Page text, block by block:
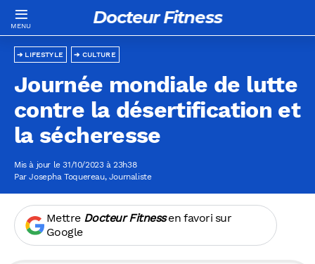
Docteur Fitness
CULTURE
LIFESTYLE
Journée mondiale de lutte
contre la désertification et
la sécheresse
Mis à jour le 31/10/2023 à 23h38
ParJosepha Toquereau, Journaliste
Mettre Docteur Fitnessen favori sur
Google